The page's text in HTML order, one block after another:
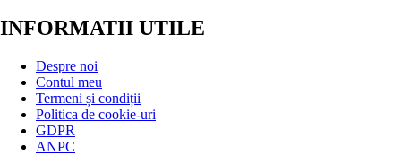
INFORMATII UTILE
Despre noi
Contul meu
Termeni și condiții
Politica de cookie-uri
GDPR
ANPC